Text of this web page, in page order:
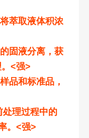
萃取液体积浓
固液分离，获
<强>
品和标准品，
理过程中的
。<强>